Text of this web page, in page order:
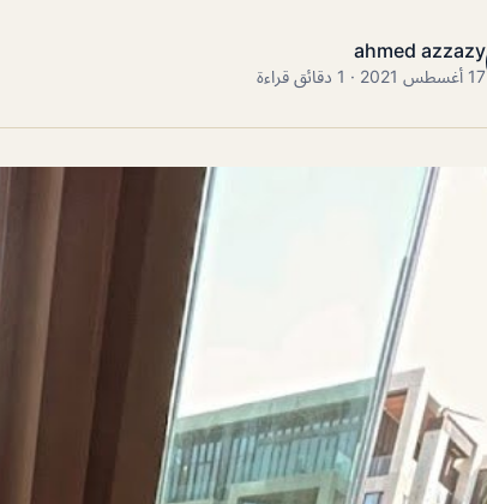
ahmed azzazy
17 أغسطس 2021 · 1 دقائق قراءة